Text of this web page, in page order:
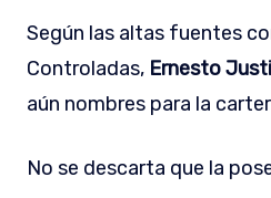
Según las altas fuentes
Controladas, Ernesto
aún nombres para la
No se descarta que la